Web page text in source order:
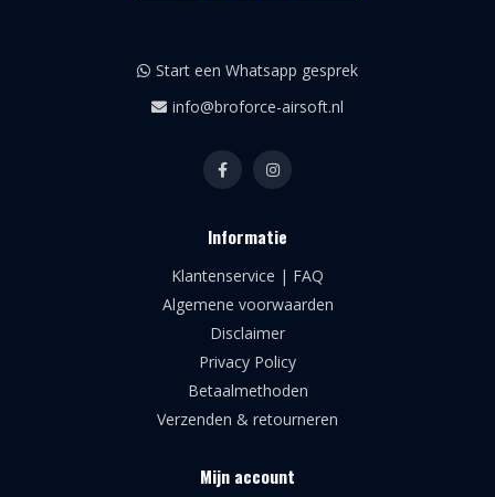
Start een Whatsapp gesprek
info@broforce-airsoft.nl
Informatie
Klantenservice | FAQ
Algemene voorwaarden
Disclaimer
Privacy Policy
Betaalmethoden
Verzenden & retourneren
Mijn account